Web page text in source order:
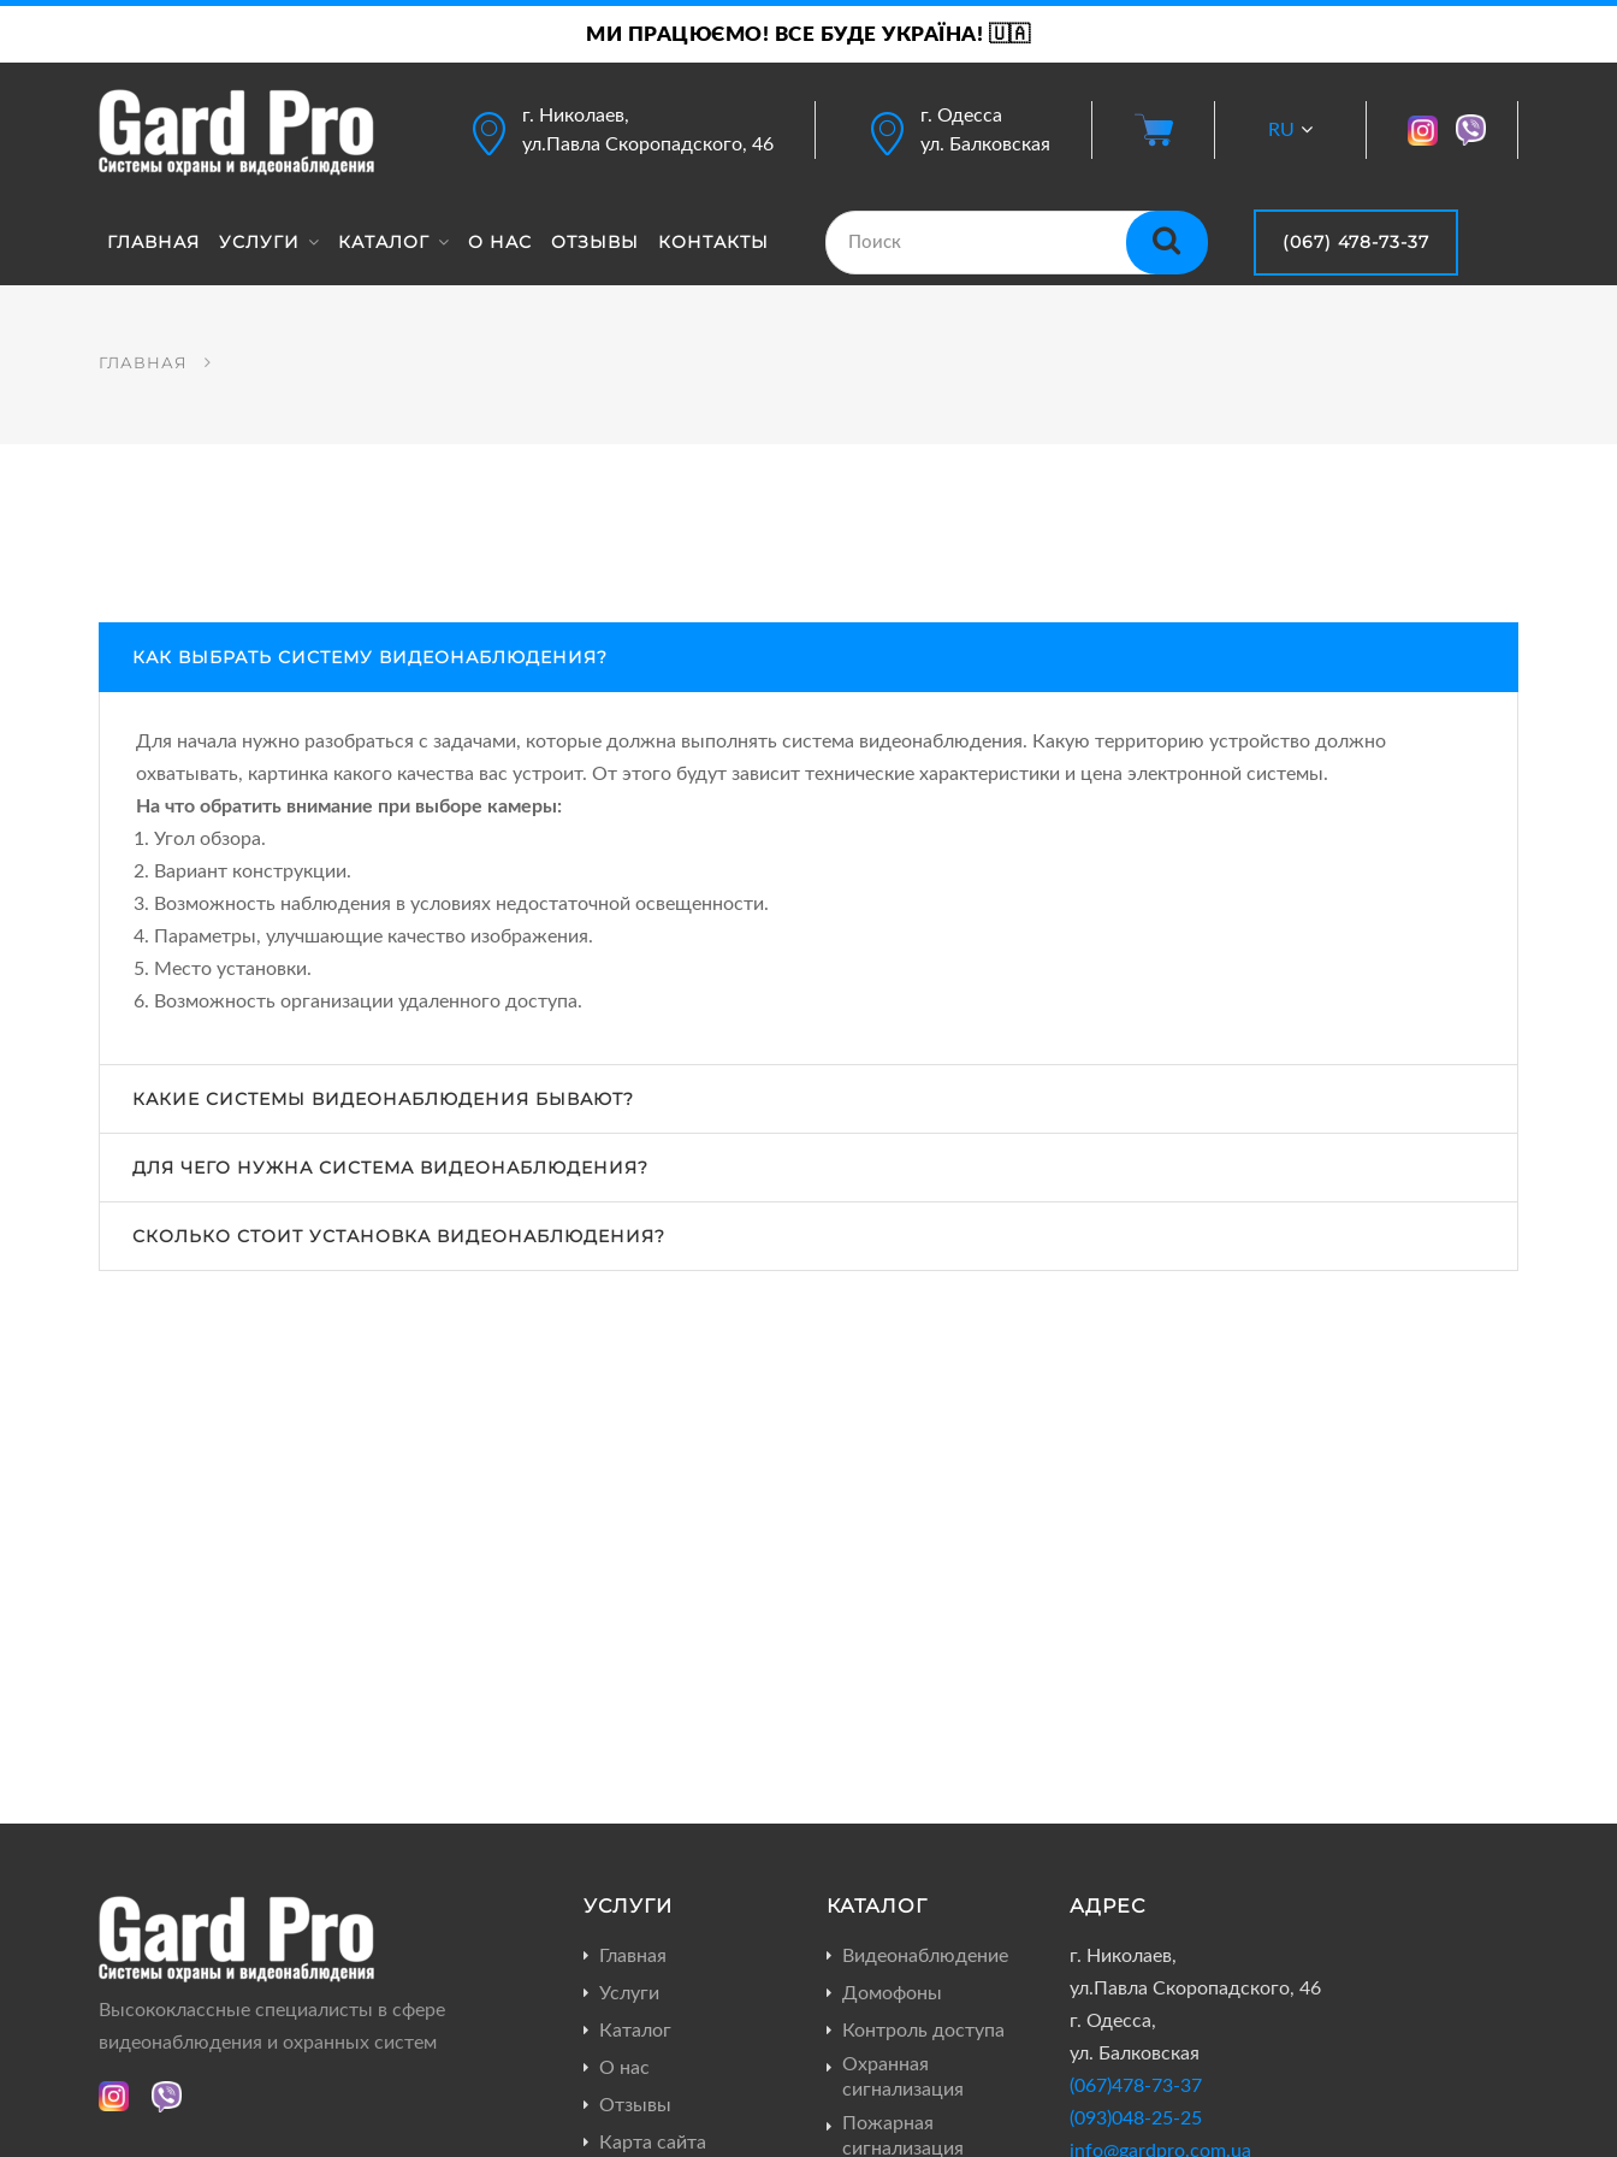
МИ ПРАЦЮЄМО! ВСЕ БУДЕ УКРАЇНА! 🇺🇦
г. Николаев,
ул.Павла Скоропадского, 46
г. Одесса
ул. Балковская
RU
ГЛАВНАЯ УСЛУГИ КАТАЛОГ О НАС ОТЗЫВЫ КОНТАКТЫ (067) 478-73-37
ГЛАВНАЯ
КАК ВЫБРАТЬ СИСТЕМУ ВИДЕОНАБЛЮДЕНИЯ?
Для начала нужно разобраться с задачами, которые должна выполнять система видеонаблюдения. Какую территорию устройство должно
охватывать, картинка какого качества вас устроит. От этого будут зависит технические характеристики и цена электронной системы.
На что обратить внимание при выборе камеры:
Угол обзора.
Вариант конструкции.
Возможность наблюдения в условиях недостаточной освещенности.
Параметры, улучшающие качество изображения.
Место установки.
Возможность организации удаленного доступа.
КАКИЕ СИСТЕМЫ ВИДЕОНАБЛЮДЕНИЯ БЫВАЮТ?
ДЛЯ ЧЕГО НУЖНА СИСТЕМА ВИДЕОНАБЛЮДЕНИЯ?
СКОЛЬКО СТОИТ УСТАНОВКА ВИДЕОНАБЛЮДЕНИЯ?
Высококлассные специалисты в сфере
видеонаблюдения и охранных систем
УСЛУГИ
Главная
Услуги
Каталог
О нас
Отзывы
Карта сайта
КАТАЛОГ
Видеонаблюдение
Домофоны
Контроль доступа
Охранная
сигнализация
Пожарная
сигнализация
АДРЕС
г. Николаев,
ул.Павла Скоропадского, 46
г. Одесса,
ул. Балковская
(067)478-73-37
(093)048-25-25
info@gardpro.com.ua